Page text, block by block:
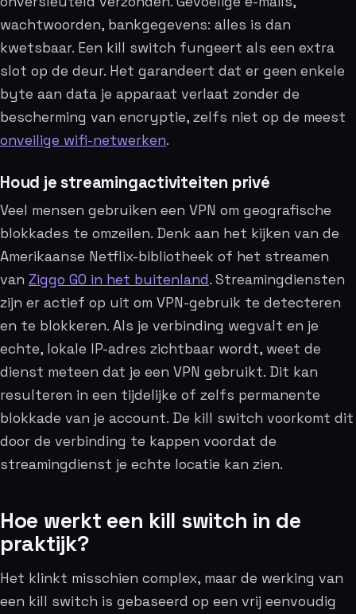
wachtwoorden, bankgegevens: alles is dan
kwetsbaar. Een kill switch fungeert als een extra
slot op de deur. Het garandeert dat er geen enkele
byte aan data je apparaat verlaat zonder de
bescherming van encryptie, zelfs niet op de meest
onveilige wifi-netwerken.
Houd je streamingactiviteiten privé
Veel mensen gebruiken een VPN om geografische
blokkades te omzeilen. Denk aan het kijken van de
Amerikaanse Netflix-bibliotheek of het streamen
van Ziggo GO in het buitenland. Streamingdiensten
zijn er actief op uit om VPN-gebruik te detecteren
en te blokkeren. Als je verbinding wegvalt en je
echte, lokale IP-adres zichtbaar wordt, weet de
dienst meteen dat je een VPN gebruikt. Dit kan
resulteren in een tijdelijke of zelfs permanente
blokkade van je account. De kill switch voorkomt dit
door de verbinding te kappen voordat de
streamingdienst je echte locatie kan zien.
Hoe werkt een kill switch in de
praktijk?
Het klinkt misschien complex, maar de werking van
een kill switch is gebaseerd op een vrij eenvoudig